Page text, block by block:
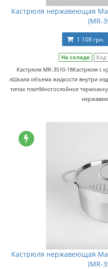
Кастрюля нержавеющая
(MR-
1 108 грн.
На складе Код
Кастрюля MR-3510-18Кастрюля
лШкала объема жидкости внутри
типах плитМногослойное
Кастрюля нержавеющая
(MR-